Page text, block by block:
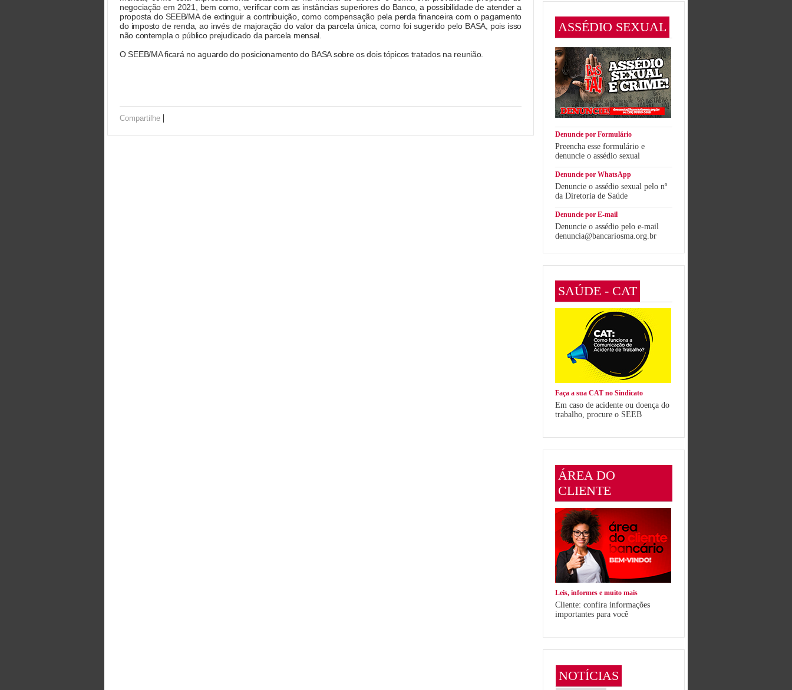
negociação em 2021, bem como, verificar com as instâncias superiores do Banco, a possibilidade de atender a
proposta do SEEB/MA de extinguir a contribuição, como compensação pela perda financeira com o pagamento
do imposto de renda, ao invés de majoração do valor da parcela única, como foi sugerido pelo BASA, pois isso
não contempla o público prejudicado da parcela mensal.
O SEEB/MA ficará no aguardo do posicionamento do BASA sobre os dois tópicos tratados na reunião.
Compartilhe |
ASSÉDIO SEXUAL
Denuncie por Formulário
Preencha esse formulário e
denuncie o assédio sexual
Denuncie por WhatsApp
Denuncie o assédio sexual pelo nº
da Diretoria de Saúde
Denuncie por E-mail
Denuncie o assédio pelo e-mail
denuncia@bancariosma.org.br
SAÚDE - CAT
Faça a sua CAT no Sindicato
Em caso de acidente ou doença do
trabalho, procure o SEEB
ÁREA DO
CLIENTE
Leis, informes e muito mais
Cliente: confira informações
importantes para você
NOTÍCIAS